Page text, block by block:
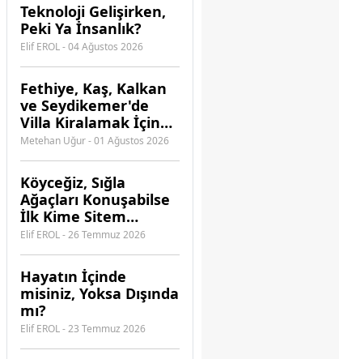
Teknoloji Gelişirken,
Peki Ya İnsanlık?
Elif EROL - 04 Ağustos 2026
Fethiye, Kaş, Kalkan
ve Seydikemer'de
Villa Kiralamak İçin
Hangi Acenteye
Güvenebilirsiniz?
Metehan Uğur - 01 Ağustos 2026
Köyceğiz, Sığla
Ağaçları Konuşabilse
İlk Kime Sitem
Ederdi?
Elif EROL - 26 Temmuz 2026
Hayatın İçinde
misiniz, Yoksa Dışında
mı?
Elif EROL - 23 Temmuz 2026